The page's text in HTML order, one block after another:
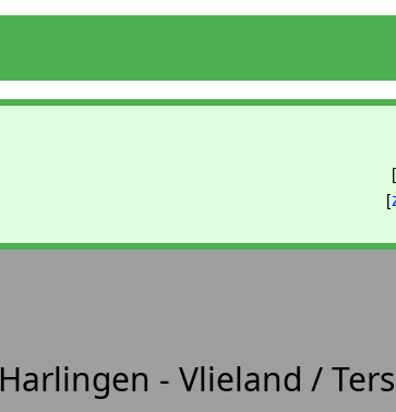
[
[
Harlingen - Vlieland /